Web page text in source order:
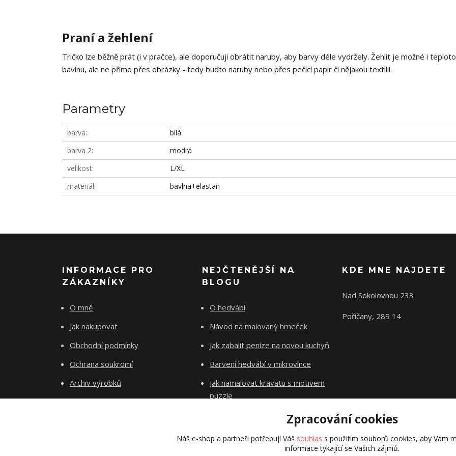
Praní a žehlení
Tričko lze běžně prát (i v pračce), ale doporučuji obrátit naruby, aby barvy déle vydržely. Žehlit je možné i
bavlnu, ale ne přímo přes obrázky - tedy buďto naruby nebo přes pečící papír či nějakou textilii.
Parametry
barva
bílá
barva 2
modrá
velikost
L/XL
materiál
bavlna+elastan
INFORMACE PRO
ZÁKAZNÍKY
O mně
Jak nakupovat
Obchodní podmínky
Ochrana soukromí
Archiv výrobků
Kontakty
NEJČTENĚJŠÍ NA
BLOGU
O hedvábí
Návod na malovaný hrneček
Jak zabalit peníze na novou kuchyň
Barvení hedvábí v mikrovlnce
Jak namalovat kravatu s motivem
puzzle
KDE MNE NAJDETE
Nad Sokolovnou 233
Poříčany, 289 14
Původní stránky
Zpracování cookies
Náš e-shop a partneři potřebují Váš souhlas s použitím souborů cookies, aby Vám
informace týkající se Vašich zájmů.